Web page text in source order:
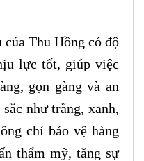
Thu Hồng có độ
lực tốt, giúp việc
gọn gàng và an
như trắng, xanh,
chỉ bảo vệ hàng
thẩm mỹ, tăng sự